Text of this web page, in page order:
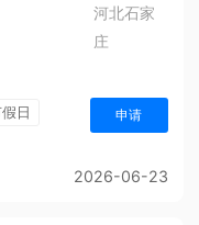
河北石家
庄
日
申请
2026-06-23